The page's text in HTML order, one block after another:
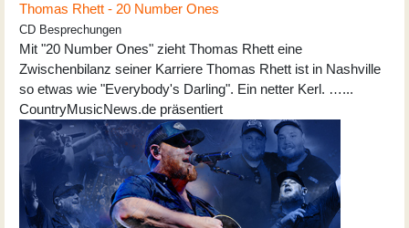
Thomas Rhett - 20 Number Ones
CD Besprechungen
Mit "20 Number Ones" zieht Thomas Rhett eine
Zwischenbilanz seiner Karriere Thomas Rhett ist in Nashville
so etwas wie "Everybody's Darling". Ein netter Kerl. …...
CountryMusicNews.de präsentiert